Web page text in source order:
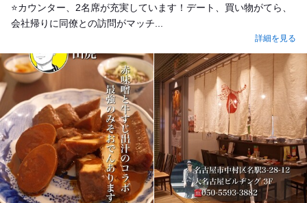
⭐️カウンター、2名席が充実しています！デート、買い物がてら、
会社帰りに同僚との訪問がマッチ...
詳細を見る